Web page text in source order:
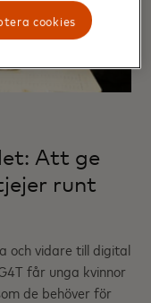
Att ge
runt
och vidare till digital
får unga kvinnor
de behöver för
cookies